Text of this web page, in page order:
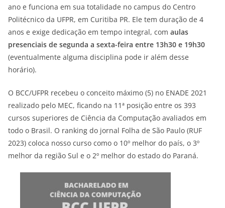
ano e funciona em sua totalidade no campus do Centro
Politécnico da UFPR, em Curitiba PR. Ele tem duração de 4
anos e exige dedicação em tempo integral, com aulas
presenciais de segunda a sexta-feira entre 13h30 e 19h30
(eventualmente alguma disciplina pode ir além desse
horário).
O BCC/UFPR recebeu o conceito máximo (5) no ENADE 2021
realizado pelo MEC, ficando na 11ª posição entre os 393
cursos superiores de Ciência da Computação avaliados em
todo o Brasil. O ranking do jornal Folha de São Paulo (RUF
2023) coloca nosso curso como o 10º melhor do país, o 3º
melhor da região Sul e o 2º melhor do estado do Paraná.